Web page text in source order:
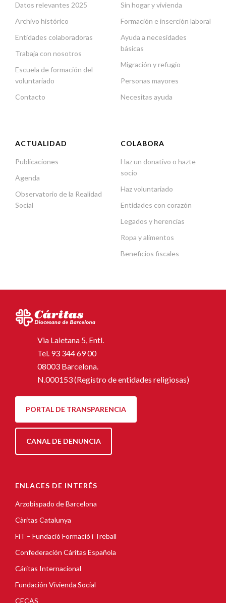
Datos relevantes 2025
Archivo histórico
Entidades colaboradoras
Trabaja con nosotros
Escuela de formación del
voluntariado
Contacto
Sin hogar y vivienda
Formación e inserción laboral
Ayuda a necesidades
básicas
Migración y refugio
Personas mayores
Necesitas ayuda
ACTUALIDAD
Publicaciones
Agenda
Observatorio de la Realidad
Social
COLABORA
Haz un donativo o hazte
socio
Haz voluntariado
Entidades con corazón
Legados y herencias
Ropa y alimentos
Beneficios fiscales
Via Laietana 5, Entl.
Tel. 93 344 69 00
08003 Barcelona.
N.000153 (Registro de entidades religiosas)
PORTAL DE TRANSPARENCIA
CANAL DE DENUNCIA
ENLACES DE INTERÉS
Arzobispado de Barcelona
Càritas Catalunya
FiT – Fundació Formació i Treball
Confederación Cáritas Española
Cáritas Internacional
Fundación Vivienda Social
CECAS